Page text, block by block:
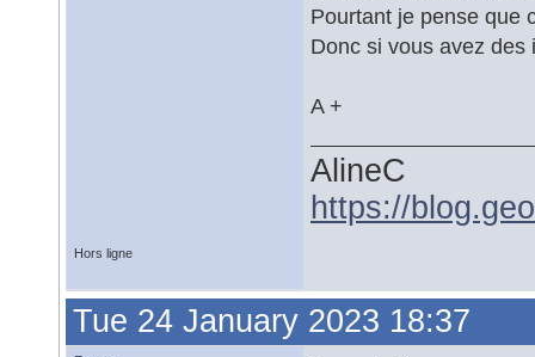
Pourtant je pense que
Donc si vous avez des
A +
AlineC
https://
Hors ligne
Tue 24 January 2023 18:37